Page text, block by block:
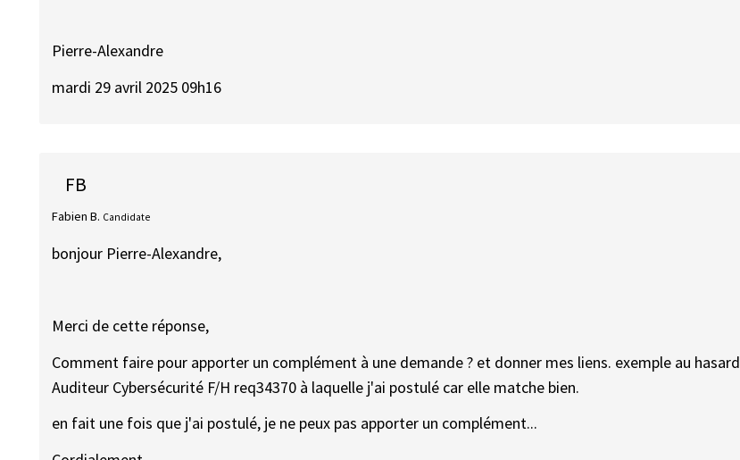
Pierre-Alexandre
mardi 29 avril 2025 09h16
FB
Fabien B. Candidate
bonjour Pierre-Alexandre,
Merci de cette réponse,
Comment faire pour apporter un complément à une demande ? et donner mes liens. exemple au hasard
Auditeur Cybersécurité F/H req34370 à laquelle j'ai postulé car elle matche bien.
en fait une fois que j'ai postulé, je ne peux pas apporter un complément...